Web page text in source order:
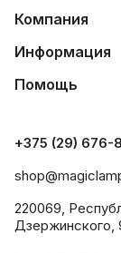
Компания
Информация
Помощь
+375 (29) 676-
220069,
Дзержинского,